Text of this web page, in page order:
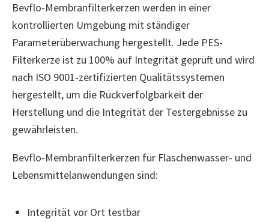
Bevflo-Membranfilterkerzen werden in einer
kontrollierten Umgebung mit ständiger
Parameterüberwachung hergestellt. Jede PES-
Filterkerze ist zu 100% auf Integrität geprüft und wird
nach ISO 9001-zertifizierten Qualitätssystemen
hergestellt, um die Rückverfolgbarkeit der
Herstellung und die Integrität der Testergebnisse zu
gewährleisten.
Bevflo-Membranfilterkerzen für Flaschenwasser- und
Lebensmittelanwendungen sind:
Integrität vor Ort testbar